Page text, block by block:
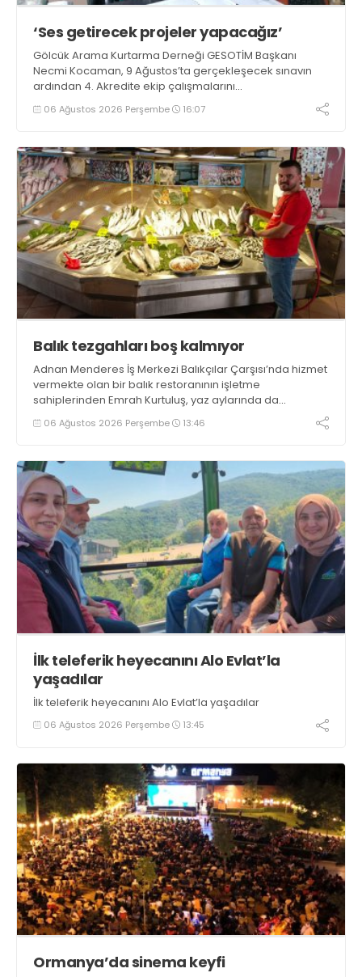
‘Ses getirecek projeler yapacağız’
Gölcük Arama Kurtarma Derneği GESOTİM Başkanı
Necmi Kocaman, 9 Ağustos’ta gerçekleşecek sınavın
ardından 4. Akredite ekip çalışmalarını
tamamlayacaklarını ifade ederek açıklamalarda
bulundu. Kocaman, “Gölcük’te ve Kocaeli genelinde ses
06 Ağustos 2026 Perşembe 16:07
Balık tezgahları boş kalmıyor
Adnan Menderes İş Merkezi Balıkçılar Çarşısı’nda hizmet
vermekte olan bir balık restoranının işletme
sahiplerinden Emrah Kurtuluş, yaz aylarında da
tezgahlarda taze balık bulunduğunu ifade ederek “Yıl
boyunca tezgahlarda taze balık bulmak mümkün
06 Ağustos 2026 Perşembe 13:46
İlk teleferik heyecanını Alo Evlat’la
yaşadılar
İlk teleferik heyecanını Alo Evlat’la yaşadılar
06 Ağustos 2026 Perşembe 13:45
Ormanya’da sinema keyfi